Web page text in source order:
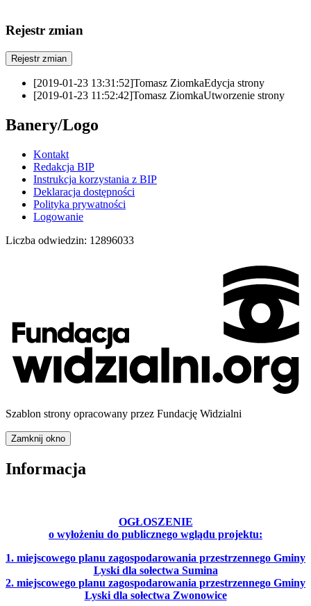
Rejestr zmian
Rejestr zmian
[2019-01-23 13:31:52]Tomasz ZiomkaEdycja strony
[2019-01-23 11:52:42]Tomasz ZiomkaUtworzenie strony
Banery/Logo
Kontakt
Redakcja BIP
Instrukcja korzystania z BIP
Deklaracja dostępności
Polityka prywatności
Logowanie
Liczba odwiedzin: 12896033
Szablon strony opracowany przez Fundację Widzialni
Zamknij okno
Informacja
OGŁOSZENIE
o wyłożeniu do publicznego wglądu projektu:
1. miejscowego planu zagospodarowania przestrzennego Gminy
Lyski dla sołectwa Sumina
2. miejscowego planu zagospodarowania przestrzennego Gminy
Lyski dla sołectwa Zwonowice